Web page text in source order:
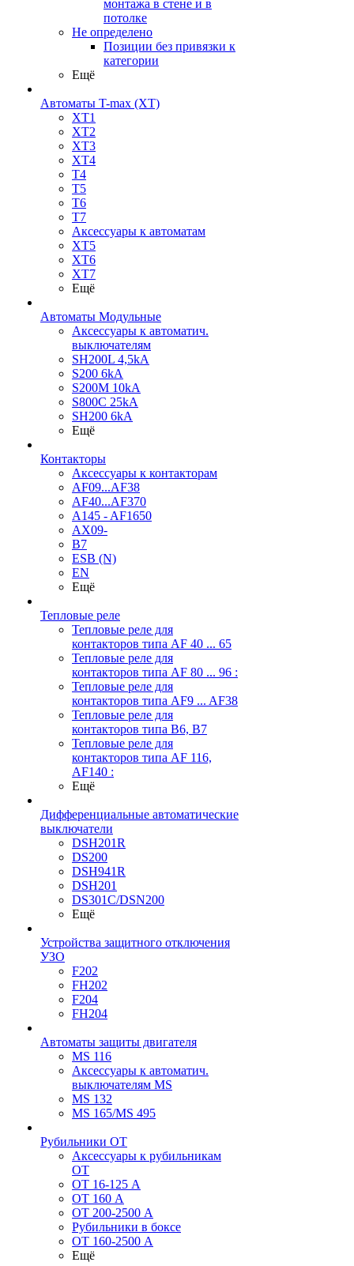
монтажа в стене и в
потолке
Не определено
Позиции без привязки к
категории
Ещё
Автоматы T-max (XT)
XT1
XT2
XT3
XT4
T4
T5
T6
T7
Аксессуары к автоматам
XT5
XT6
XT7
Ещё
Автоматы Модульные
Аксессуары к автоматич.
выключателям
SH200L 4,5kA
S200 6kA
S200M 10kA
S800C 25kA
SH200 6kA
Ещё
Контакторы
Аксессуары к контакторам
AF09...AF38
AF40...AF370
A145 - AF1650
AX09-
B7
ESB (N)
EN
Ещё
Тепловые реле
Тепловые реле для
контакторов типа AF 40 ... 65
Тепловые реле для
контакторов типа AF 80 ... 96 :
Тепловые реле для
контакторов типа AF9 ... AF38
Тепловые реле для
контакторов типа В6, В7
Тепловые реле для
контакторов типа AF 116,
AF140 :
Ещё
Дифференциальные автоматические
выключатели
DSH201R
DS200
DSH941R
DSH201
DS301C/DSN200
Ещё
Устройства защитного отключения
УЗО
F202
FH202
F204
FH204
Автоматы защиты двигателя
MS 116
Аксессуары к автоматич.
выключателям MS
MS 132
MS 165/MS 495
Рубильники ОТ
Аксессуары к рубильникам
OT
OT 16-125 А
OT 160 А
OT 200-2500 А
Рубильники в боксе
OT 160-2500 А
Ещё